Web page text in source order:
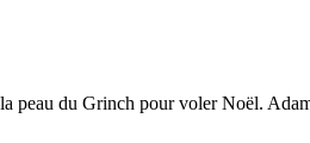
peau du Grinch pour voler Noël.